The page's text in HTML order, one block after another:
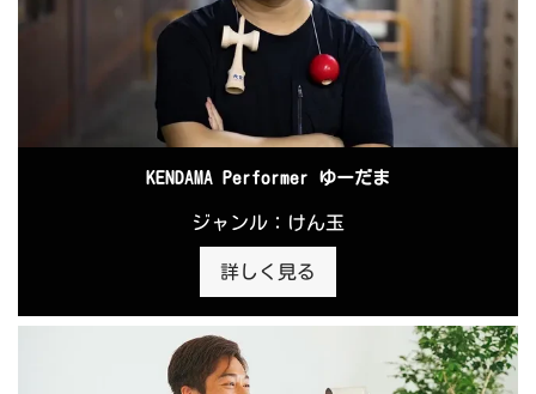
KENDAMA Performer ゆーだま
ジャンル：けん玉
詳しく見る